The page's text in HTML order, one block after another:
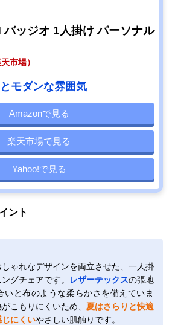
ッジオ 1人掛け パーソナル
市場）
モダンな雰囲気
Amazonで見る
楽天市場で見る
Yahoo!で見る
ント
ゃれなデザインを両立させた、一人掛
グチェアです。
レザーテックスの張地
いと布のような柔らかさを備えていま
こもりにくいため、 夏はさらりと快適
にくいやさしい肌触りです。